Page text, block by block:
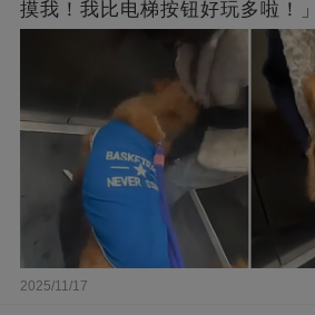
摸我！我比电梯按钮好玩多啦！」
2025/11/17